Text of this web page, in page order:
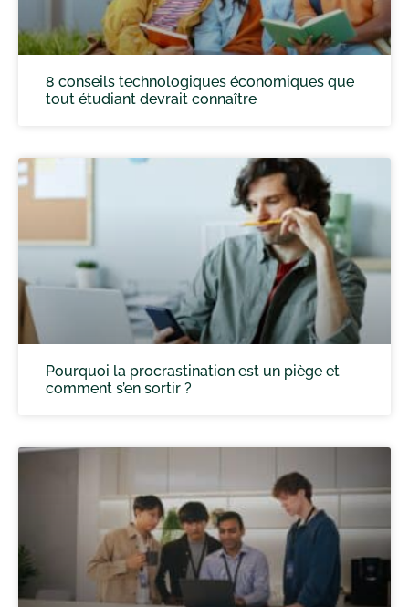
8 conseils technologiques économiques que
tout étudiant devrait connaître
Pourquoi la procrastination est un piège et
comment s’en sortir ?